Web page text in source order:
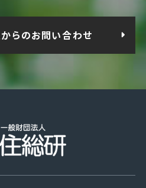
らのお問い合わせ